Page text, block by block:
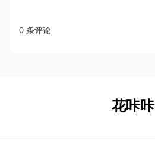
花咔咔